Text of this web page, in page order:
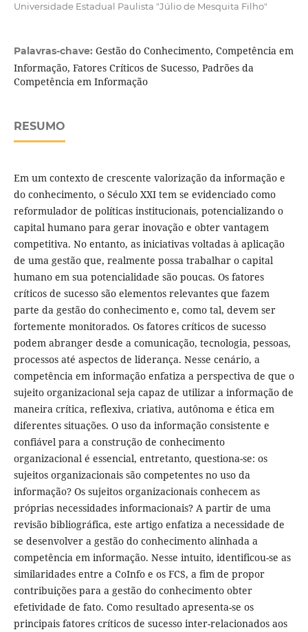
Universidade Estadual Paulista "Júlio de Mesquita Filho"
Palavras-chave: Gestão do Conhecimento, Competência em
Informação, Fatores Críticos de Sucesso, Padrões da
Competência em Informação
RESUMO
Em um contexto de crescente valorização da informação e
do conhecimento, o Século XXI tem se evidenciado como
reformulador de políticas institucionais, potencializando o
capital humano para gerar inovação e obter vantagem
competitiva. No entanto, as iniciativas voltadas à aplicação
de uma gestão que, realmente possa trabalhar o capital
humano em sua potencialidade são poucas. Os fatores
críticos de sucesso são elementos relevantes que fazem
parte da gestão do conhecimento e, como tal, devem ser
fortemente monitorados. Os fatores críticos de sucesso
podem abranger desde a comunicação, tecnologia, pessoas,
processos até aspectos de liderança. Nesse cenário, a
competência em informação enfatiza a perspectiva de que o
sujeito organizacional seja capaz de utilizar a informação de
maneira crítica, reflexiva, criativa, autônoma e ética em
diferentes situações. O uso da informação consistente e
confiável para a construção de conhecimento
organizacional é essencial, entretanto, questiona-se: os
sujeitos organizacionais são competentes no uso da
informação? Os sujeitos organizacionais conhecem as
próprias necessidades informacionais? A partir de uma
revisão bibliográfica, este artigo enfatiza a necessidade de
se desenvolver a gestão do conhecimento alinhada a
competência em informação. Nesse intuito, identificou-se as
similaridades entre a CoInfo e os FCS, a fim de propor
contribuições para a gestão do conhecimento obter
efetividade de fato. Como resultado apresenta-se os
principais fatores críticos de sucesso inter-relacionados aos